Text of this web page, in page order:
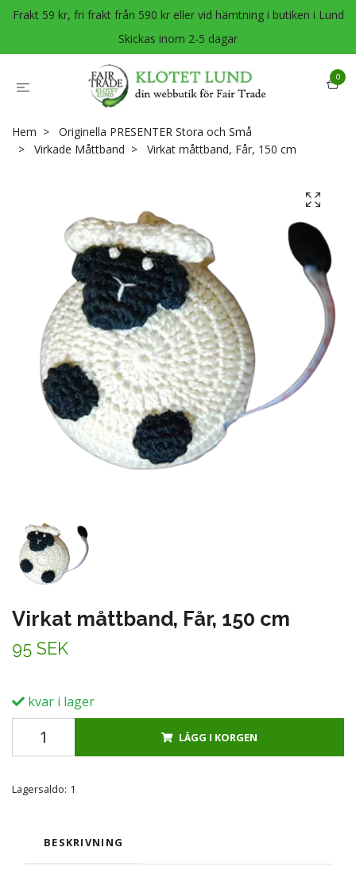
Frakt 59 kr, fri frakt från 590 kr eller vid hämtning i butiken i Lund
Skickas inom 2-5 dagar
0
Hem
Originella PRESENTER Stora och Små
Virkade Måttband
Virkat måttband, Får, 150 cm
Virkat måttband, Får, 150 cm
95 SEK
kvar i lager
LÄGG I KORGEN
Lagersaldo: 1
BESKRIVNING